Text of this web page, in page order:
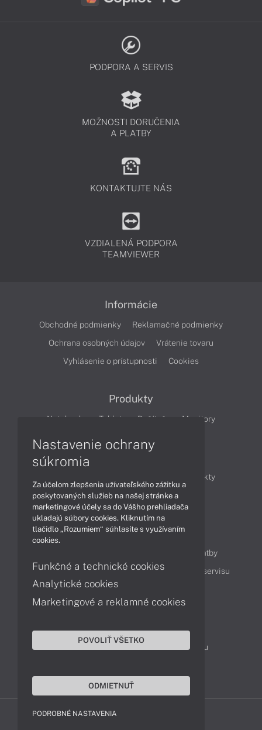
PODPORA A SERVIS
MOŽNOSTI DORUČENIA
A PLATBY
KONTAKTUJTE NÁS
VZDIALENÁ PODPORA
TEAMVIEWER
Informácie
Obchodné podmienky
Reklamačné podmienky
Ochrana osobných údajov
Vrátenie tovaru
Vyhlásenie o prístupnosti
Cookies
Produkty
Notebooky Tablety Počítače Monitory
Produkty
Technológie
Videá
Obsah
Možnosti doručenia a platby
Podpora a servis
Servisné služby Cenník servisu
Kontakty
043 4224 771
Obchodné oddelenie
Reklamácia tovaru
Nastavenie ochrany
súkromia
Za účelom zlepšenia užívateľského zážitku a
poskytovaných služieb na našej stránke a
marketingové účely sa do Vášho prehliadača
ukladajú súbory cookies. Kliknutím na
tlačidlo „Rozumiem“ súhlasíte s využívaním
cookies.
Funkčné a technické cookies
Analytické cookies
Marketingové a reklamné cookies
POVOLIŤ VŠETKO
ODMIETNUŤ
PODROBNÉ NASTAVENIA